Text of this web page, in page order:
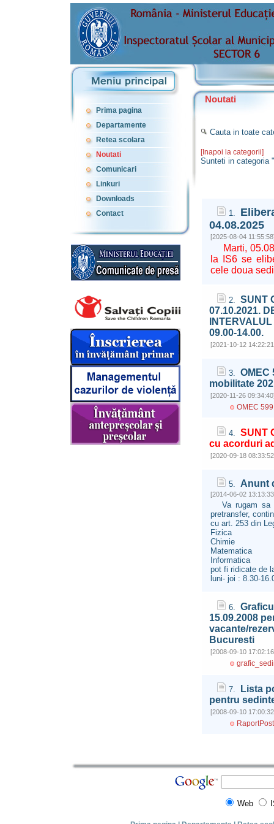
Prima pagina
Departamente
Retea scolara
Noutati
Comunicari
Linkuri
Downloads
Contact
Noutati
Cauta in toate
[Inapoi la categorii]
Sunteti in categoria
1.
04.08.2025
[2025-08-04
Marti,
la IS6 se
cele doua
2. SUNT
07.10.2021.
09.00-14.00.
[2021-10-12
3. OMEC
mobilitate
[2020-11-26
OMEC
4. SUNT
cu acorduri
[2020-09-18
5. Anunt
[2014-06-02
Va rugam sa
pretransfer,
cu art. 253 din
Fizica
Chimie
Matematica
Informatica
pot fi ridicate de
luni- joi : 8.30-
6.
15.09.2008
vacante/
Bucuresti
[2008-09-10
7.
Lista
pentru
[2008-09-10
Web